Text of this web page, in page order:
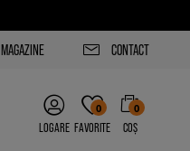
MAGAZINE CONTACT
LOGARE
0
FAVORITE
0
COȘ